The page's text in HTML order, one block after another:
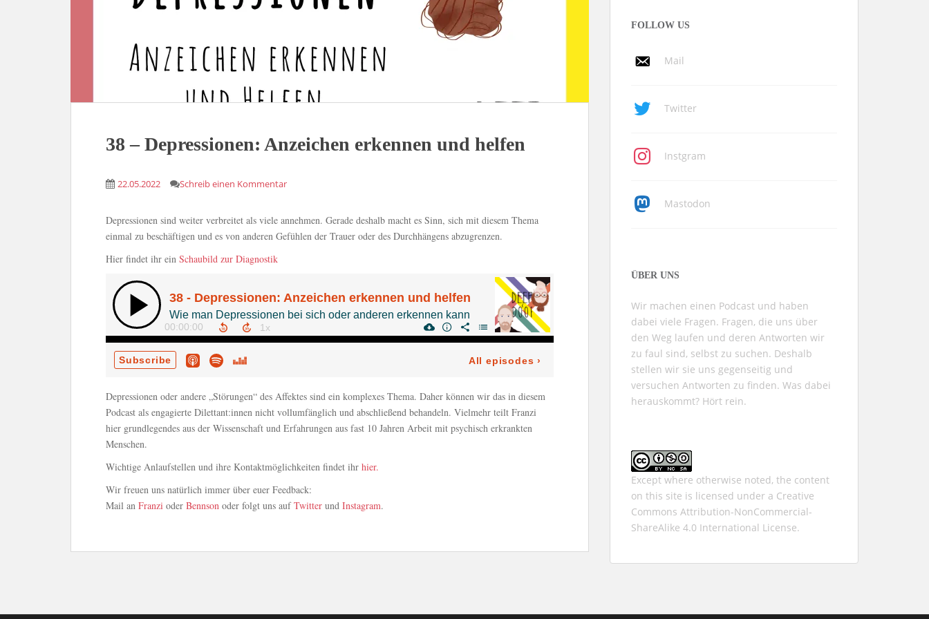
38 – Depressionen: Anzeichen erkennen und helfen
22.05.2022 Schreib einen Kommentar
Depressionen sind weiter verbreitet als viele annehmen. Gerade deshalb macht es Sinn, sich mit diesem Thema
einmal zu beschäftigen und es von anderen Gefühlen der Trauer oder des Durchhängens abzugrenzen.
Hier findet ihr ein Schaubild zur Diagnostik
Depressionen oder andere „Störungen“ des Affektes sind ein komplexes Thema. Daher können wir das in diesem
Podcast als engagierte Dilettant:innen nicht vollumfänglich und abschließend behandeln. Vielmehr teilt Franzi
hier grundlegendes aus der Wissenschaft und Erfahrungen aus fast 10 Jahren Arbeit mit psychisch erkrankten
Menschen.
Wichtige Anlaufstellen und ihre Kontaktmöglichkeiten findet ihr hier.
Wir freuen uns natürlich immer über euer Feedback:
Mail an Franzi oder Bennson oder folgt uns aufTwitter und Instagram.
FOLLOW US
Mail
Twitter
Instgram
Mastodon
ÜBER UNS
Wir machen einen Podcast und haben
dabei viele Fragen. Fragen, die uns über
den Weg laufen und deren Antworten wir
zu faul sind, selbst zu suchen. Deshalb
stellen wir sie uns gegenseitig und
versuchen Antworten zu finden. Was dabei
herauskommt? Hört rein.
Except where otherwise noted, the content
on this site is licensed under a Creative
Commons Attribution-NonCommercial-
ShareAlike 4.0 International License.